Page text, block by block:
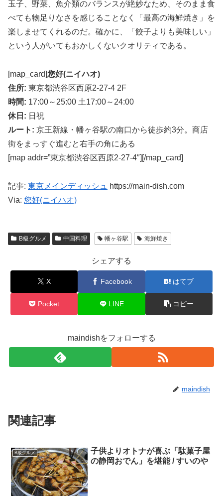
玉子、野菜、魚介類のバランスが絶妙なため、そのまま食
べても物足りなさを感じることなく「最高の海鮮焼き」を
楽しませてくれるのだ。確かに、「餃子よりも美味しい」
という人がいてもおかしくないクオリティである。
[map_card]您好(ニイハオ)
住所: 東京都渋谷区西原2-27-4 2F
時間: 17:00～25:00 土17:00～24:00
休日: 日祝
ルート: 京王新線・幡ヶ谷駅の南口から徒歩約3分。商店
街をまっすぐ進むと右手の角にある
[map addr=”東京都渋谷区西原2-27-4″][/map_card]
記事: 東京メインディッシュ
https://main-dish.com
Via: 您好(ニイハオ)
B級グルメ 中国料理 幡ヶ谷駅 海鮮焼き
シェアする
X Facebook はてブ
Pocket LINE コピー
maindishをフォローする
maindish
関連記事
B級グルメ
子供よりオトナが喜ぶ「駄菓子屋
の静岡おでん」を堪能 / すいのや